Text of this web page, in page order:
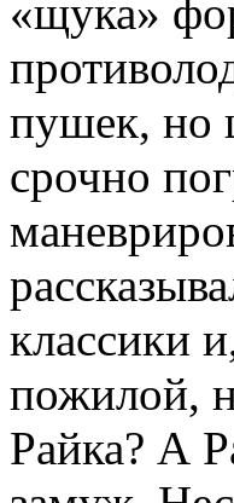
«щука»
пушек, но
срочно
классики
пожилой,
Райка? А